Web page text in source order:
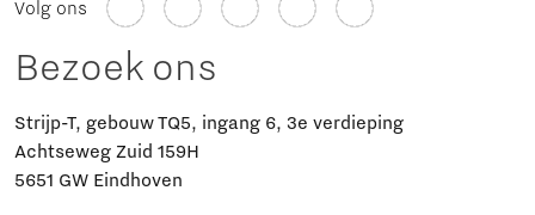
Volg ons
Bezoek ons
Strijp-T, gebouw TQ5, ingang 6, 3e verdieping
Achtseweg Zuid 159H
5651 GW Eindhoven